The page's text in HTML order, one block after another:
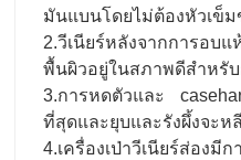
มันแบนโดยไม่ต้องหัวเข็
2.วีเนียร์หลังจากการอบแ
พื้นผิวอยู่ในสภาพดีสําหรั
3.การหดตัวและ
ที่สุดและยุบและรังผึ้งจะห
4.เครื่องเป่าวีเนียร์ส่องมี